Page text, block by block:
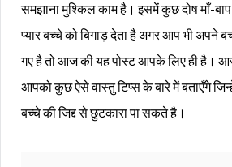
समझाना मुश्किल काम है। इसमें कुछ दोष माँ-
प्यार बच्चे को बिगाड़ देता है अगर आप भी अपने
गए है तो आज की यह पोस्ट आपके लिए ही है।
आपको कुछ ऐसे वास्तु टिप्स के बारे में बताएँगे
बच्चे की जिद्द से छुटकारा पा सकते है।